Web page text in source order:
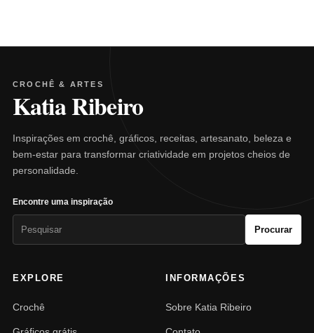
CROCHÊ & ARTES
Katia Ribeiro
Inspirações em crochê, gráficos, receitas, artesanato, beleza e
bem-estar para transformar criatividade em projetos cheios de
personalidade.
Encontre uma inspiração
Procurar
EXPLORE
Crochê
INFORMAÇÕES
Sobre Katia Ribeiro